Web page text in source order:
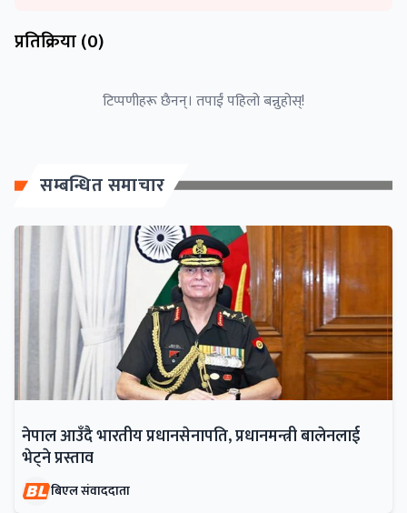
प्रतिक्रिया (0)
टिप्पणीहरू छैनन्। तपाईं पहिलो बन्नुहोस्!
सम्बन्धित समाचार
नेपाल आउँदै भारतीय प्रधानसेनापति, प्रधानमन्त्री बालेनलाई
भेट्ने प्रस्ताव
बिएल संवाददाता